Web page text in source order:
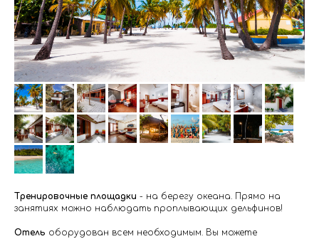
Тренировочные площадки - на берегу океана. Прямо на
занятиях можно наблюдать проплывающих дельфинов!
Отель оборудован всем необходимым. Вы можете